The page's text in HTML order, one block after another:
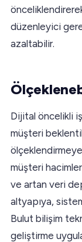
düzenleyici
azaltabilir.
Dijital öncelikli
müşteri
ölçeklendirmeye
müşteri
ve artan veri
altyapıya,
Bulut bilişim
geliştirme